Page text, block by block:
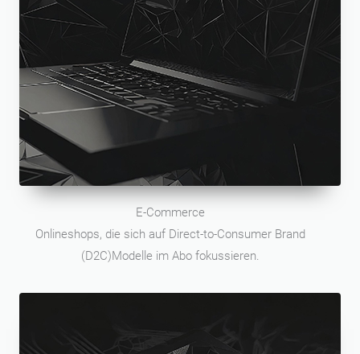
E-Commerce
Onlineshops, die sich auf Direct-to-Consumer Brand
(D2C)Modelle im Abo fokussieren.